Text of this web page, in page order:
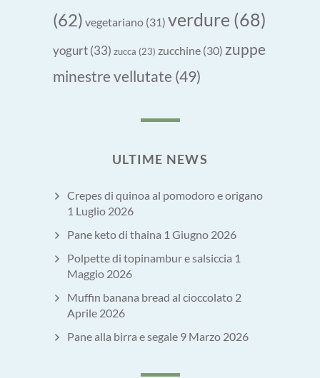
(62) vegetariano (31) verdure (68)
yogurt(33) zucca (23) zucchine (30) zuppe
minestre vellutate (49)
ULTIME NEWS
Crepes di quinoa al pomodoro e origano
1 Luglio 2026
Pane keto di thaina 1 Giugno 2026
Polpette di topinambur e salsiccia 1
Maggio 2026
Muffin banana bread al cioccolato 2
Aprile 2026
Pane alla birra e segale 9 Marzo 2026